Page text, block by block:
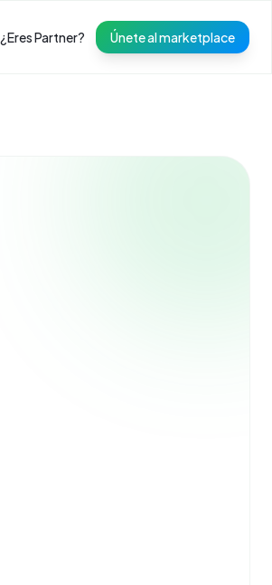
¿Eres Partner? Únete al marketplace